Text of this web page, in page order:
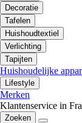
Decoratie
Tafelen
Huishoudtextiel
Verlichting
Tapijten
Huishoudelijke
Lifestyle
Merken
Klantenservice in
Zoeken